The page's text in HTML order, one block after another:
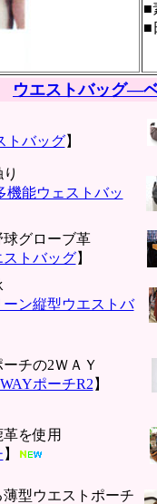
■
■
ウエストバッグ―
トバッグ】
機能ウェストバッ
球グローブ革
トバッグ】
ン縦型ウエストバ
チの2ＷＡＹ
ポーチR2 】
を使用
】
薄型ウエストポーチ